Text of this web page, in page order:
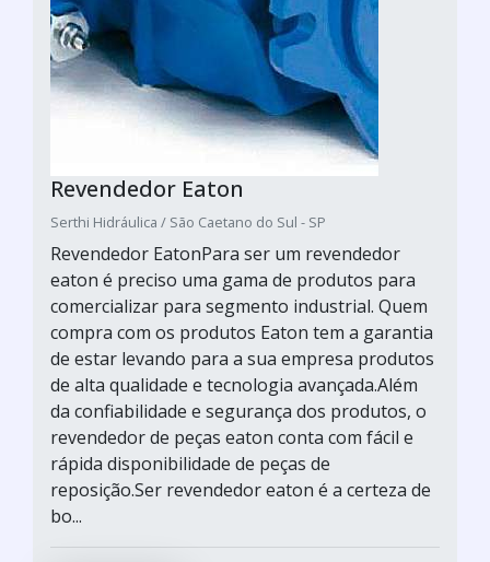
Revendedor Eaton
Serthi Hidráulica / São Caetano do Sul - SP
Revendedor EatonPara ser um revendedor
eaton é preciso uma gama de produtos para
comercializar para segmento industrial. Quem
compra com os produtos Eaton tem a garantia
de estar levando para a sua empresa produtos
de alta qualidade e tecnologia avançada.Além
da confiabilidade e segurança dos produtos, o
revendedor de peças eaton conta com fácil e
rápida disponibilidade de peças de
reposição.Ser revendedor eaton é a certeza de
bo...